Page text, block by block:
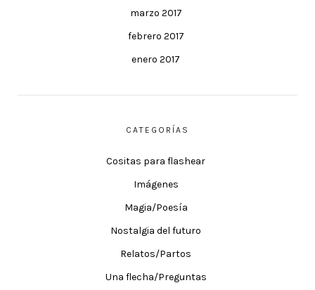
marzo 2017
febrero 2017
enero 2017
CATEGORÍAS
Cositas para flashear
Imágenes
Magia/Poesía
Nostalgia del futuro
Relatos/Partos
Una flecha/Preguntas